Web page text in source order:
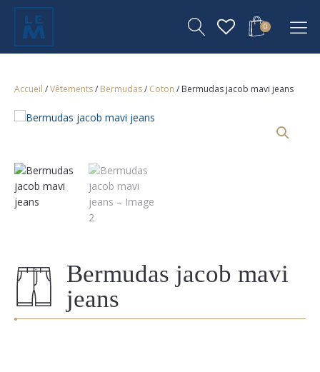
0
Accueil /Vêtements/ Bermudas/ Coton / Bermudas jacob mavi jeans
Bermudas jacob mavi
jeans